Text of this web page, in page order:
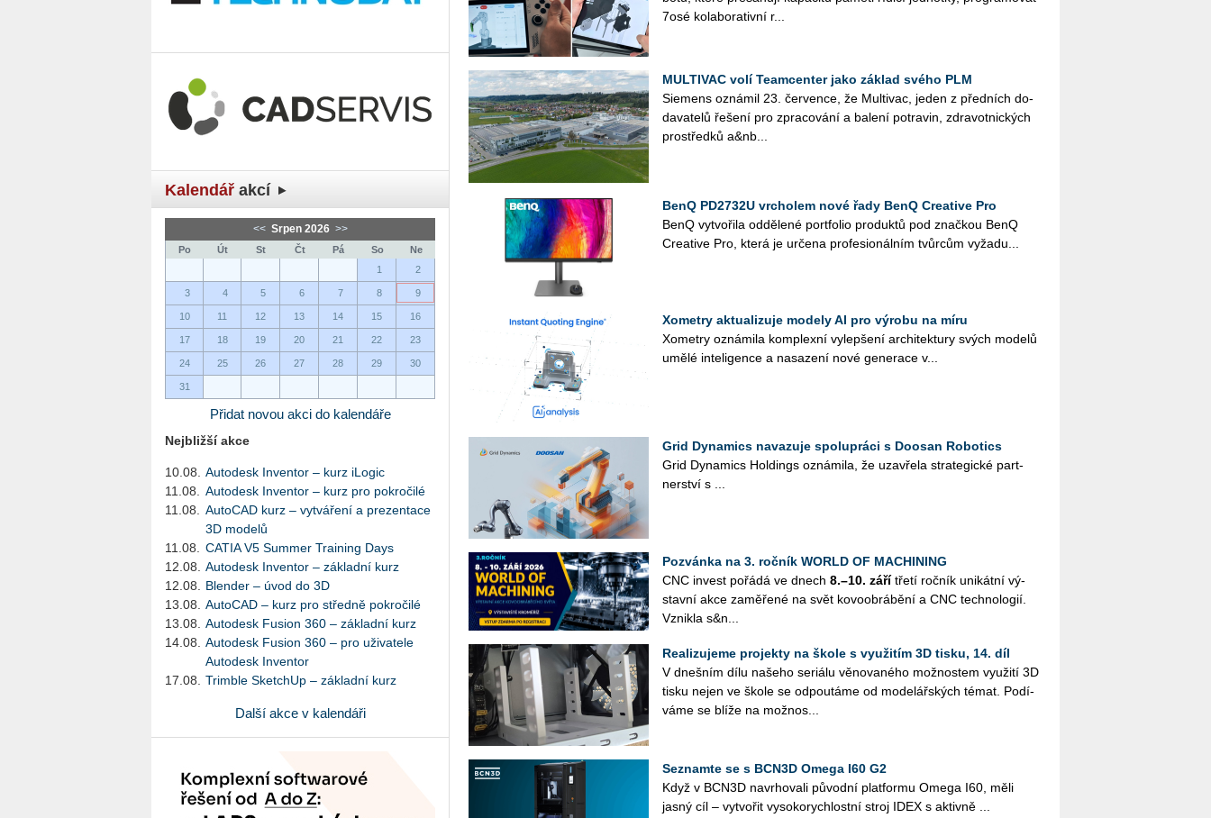
Kalendář akcí
<< Srpen 2026 >>
Po Út St Čt Pá So
Ne
1
2
3 4 5 6 7 8 9
10 11 12 13 14 15 16
17 18 19 20 21 22 23
24 25 26 27 28 29 30
31
Přidat novou akci do kalendáře
Nejbližší akce
10.08.
Autodesk Inventor – kurz iLogic
11.08.
Autodesk Inventor – kurz pro pokročilé
11.08.
AutoCAD kurz – vytváření a prezentace
3D modelů
11.08.
CATIA V5 Summer Training Days
12.08.
Autodesk Inventor – základní kurz
12.08.
Blender – úvod do 3D
13.08.
AutoCAD – kurz pro středně pokročilé
13.08.
Autodesk Fusion 360 – základní kurz
14.08.
Autodesk Fusion 360 – pro uživatele
Autodesk Inventor
17.08.
Trimble SketchUp – základní kurz
Další akce v kalendáři
7osé ko­la­bo­ra­tiv­ní r...
MULTIVAC volí Teamcenter jako základ svého PLM
Sie­mens ozná­mil 23. čer­ven­ce, že Mul­ti­vac, jeden z před­ních do­
da­va­te­lů ře­še­ní pro zpra­co­vá­ní a ba­le­ní po­tra­vin, zdra­vot­nic­kých
pro­střed­ků a&nb...
BenQ PD2732U vrcholem nové řady BenQ Creative Pro
BenQ vy­tvo­ři­la od­dě­le­né port­fo­lio pro­duk­tů pod znač­kou BenQ
Cre­a­ti­ve Pro, která je ur­če­na pro­fe­si­o­nál­ním tvůr­cům vy­ža­du...
Xometry aktualizuje modely AI pro výrobu na míru
Xo­me­t­ry ozná­mi­la kom­plex­ní vy­lep­še­ní ar­chi­tek­tu­ry svých mo­de­lů
umělé in­te­li­gen­ce a na­sa­ze­ní nové ge­ne­ra­ce v...
Grid Dynamics navazuje spolupráci s Doosan Robotics
Grid Dy­na­mics Hol­dings ozná­mi­la, že uza­vře­la stra­te­gic­ké part­
ner­ství s ...
Pozvánka na 3. ročník WORLD OF MACHINING
CNC in­vest po­řá­dá ve dnech 8.–10. zářítřetí roč­ník uni­kát­ní vý­
stav­ní akce za­mě­ře­né na svět ko­vo­ob­rá­bě­ní a CNC tech­no­lo­gií.
Vznik­la s&n...
Realizujeme projekty na škole s využitím 3D tisku, 14. díl
V dneš­ním dílu na­še­ho se­ri­á­lu vě­no­va­né­ho mož­nos­tem vy­u­ži­tí 3D
tisku nejen ve škole se od­pou­tá­me od mo­de­lář­ských témat. Po­dí­
vá­me se blíže na mož­nos­...
Seznamte se s BCN3D Omega I60 G2
Když v BCN3D na­vr­ho­va­li pů­vod­ní plat­for­mu Omega I60, měli
jasný cíl – vy­tvo­řit vy­so­ko­rych­lost­ní stroj IDEX s ak­tiv­ně ...